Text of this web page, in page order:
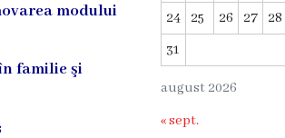
modului
familie şi
august 2026
24
25 26 27 28
31
« sept.